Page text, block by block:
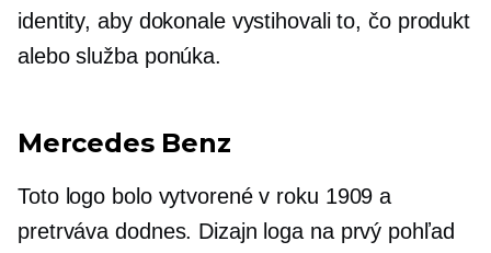
identity, aby dokonale vystihovali to, čo produkt
alebo služba ponúka.
Mercedes Benz
Toto logo bolo vytvorené v roku 1909 a
pretrváva dodnes. Dizajn loga na prvý pohľad